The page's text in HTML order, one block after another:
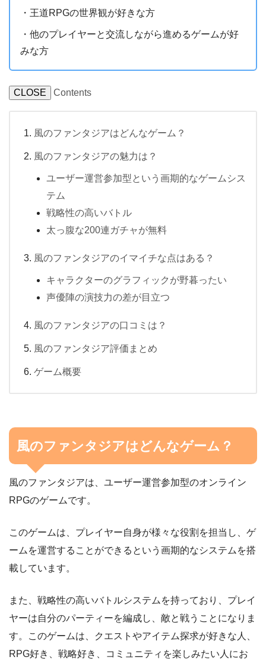
・王道RPGの世界観が好きな方
・他のプレイヤーと交流しながら進めるゲームが好
みな方
CLOSE Contents
風のファンタジアはどんなゲーム？
風のファンタジアの魅力は？
ユーザー運営参加型という画期的なゲームシス
テム
戦略性の高いバトル
太っ腹な200連ガチャが無料
風のファンタジアのイマイチな点はある？
キャラクターのグラフィックが野暮ったい
声優陣の演技力の差が目立つ
風のファンタジアの口コミは？
風のファンタジア評価まとめ
ゲーム概要
風のファンタジアはどんなゲーム？
風のファンタジアは、ユーザー運営参加型のオンライン
RPGのゲームです。
このゲームは、プレイヤー自身が様々な役割を担当し、ゲ
ームを運営することができるという画期的なシステムを搭
載しています。
また、戦略性の高いバトルシステムを持っており、プレイ
ヤーは自分のパーティーを編成し、敵と戦うことになりま
す。このゲームは、クエストやアイテム探求が好きな人、
RPG好き、戦略好き、コミュニティを楽しみたい人にお